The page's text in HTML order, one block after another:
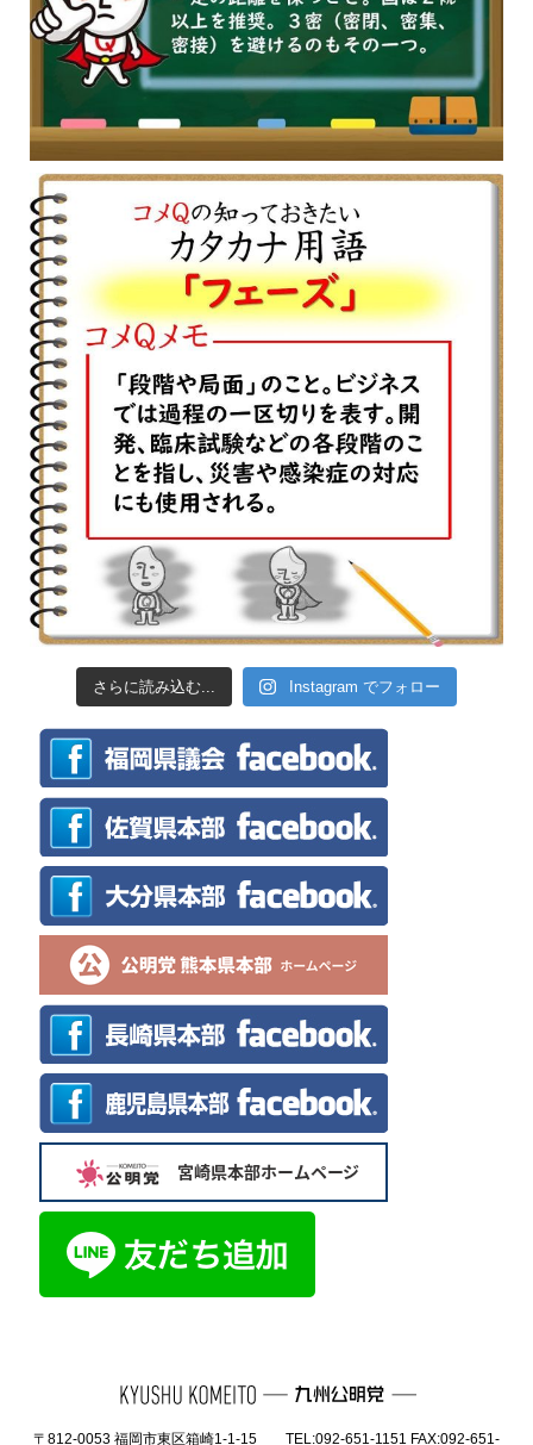
さらに読み込む... Instagram でフォロー
〒812-0053 福岡市東区箱崎1-1-15 TEL:092-651-1151 FAX:092-651-